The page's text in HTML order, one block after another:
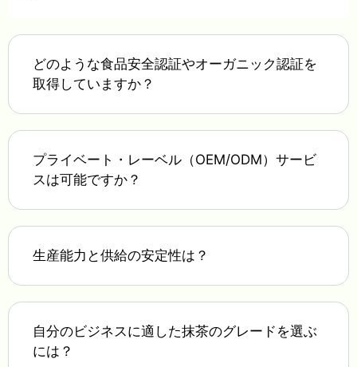
どのような食品安全認証やオーガニック認証を
取得していますか？
プライベート・レーベル（OEM/ODM）サービ
スは可能ですか？
生産能力と供給の安定性は？
自分のビジネスに適した抹茶のグレードを選ぶ
には？